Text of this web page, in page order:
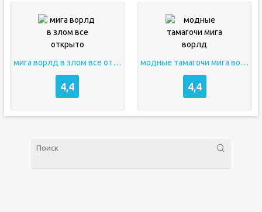
мига ворлд в злом все открыто
4,4
модные тамагочи мига ворлд
4,4